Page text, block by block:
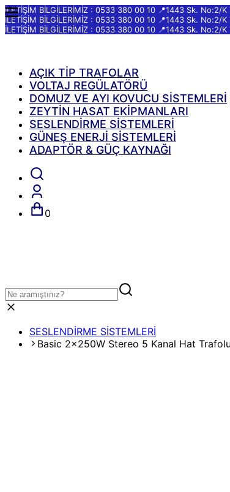
İLETİŞİM BİLGİLERİMİZ : 0533 380 00 10 📍1443 Sk. No:2/
İLETİŞİM BİLGİLERİMİZ : 0533 380 00 10 📍1443 Sk. No:2/
İLETİŞİM BİLGİLERİMİZ : 0533 380 00 10 📍1443 Sk. No:2/
AÇIK TİP TRAFOLAR
VOLTAJ REGÜLATÖRÜ
DOMUZ VE AYI KOVUCU SİSTEMLERİ
ZEYTİN HASAT EKİPMANLARI
SESLENDİRME SİSTEMLERİ
GÜNEŞ ENERJİ SİSTEMLERİ
ADAPTÖR & GÜÇ KAYNAĞI
0
SESLENDİRME SİSTEMLERİ
Basic 2x250W Stereo 5 Kanal Hat